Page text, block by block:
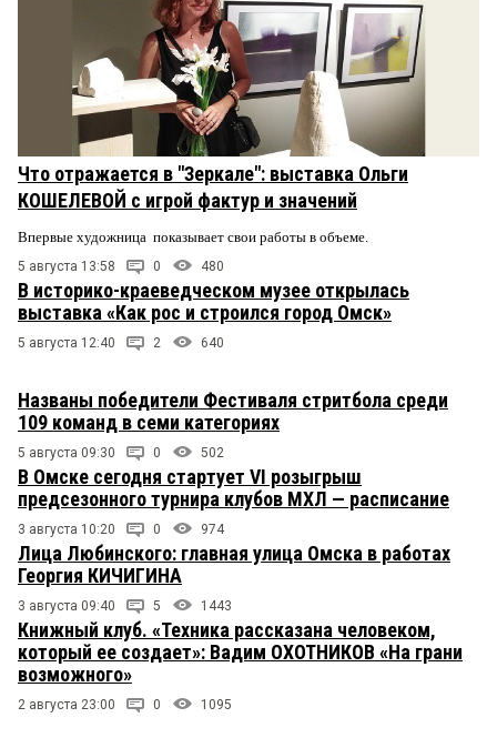
Что отражается в "Зеркале": выставка Ольги
КОШЕЛЕВОЙ с игрой фактур и значений
Впервые художница показывает свои работы в объеме.
5 августа 13:58 0 480
В историко-краеведческом музее открылась
выставка «Как рос и строился город Омск»
5 августа 12:40 2 640
Названы победители Фестиваля стритбола среди
109 команд в семи категориях
5 августа 09:30 0 502
В Омске сегодня стартует VI розыгрыш
предсезонного турнира клубов МХЛ — расписание
3 августа 10:20 0 974
Лица Любинского: главная улица Омска в работах
Георгия КИЧИГИНА
3 августа 09:40 5 1443
Книжный клуб. «Техника рассказана человеком,
который ее создает»: Вадим ОХОТНИКОВ «На грани
возможного»
2 августа 23:00 0 1095